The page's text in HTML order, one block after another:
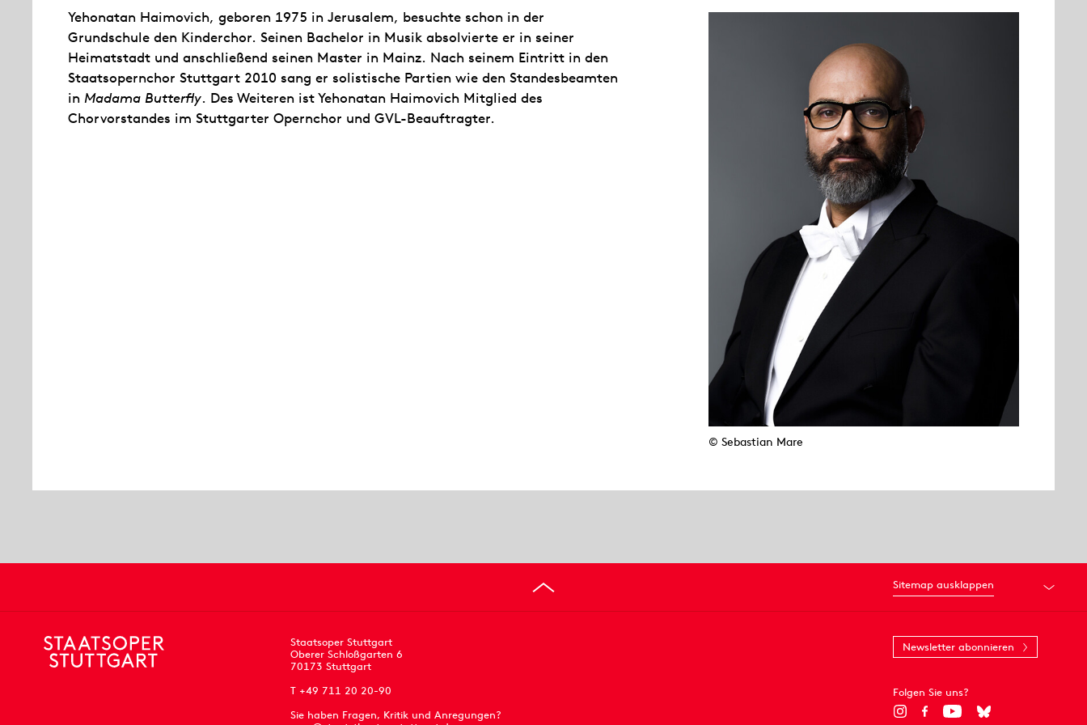
Yehonatan Haimovich, geboren 1975 in Jerusalem, besuchte schon in der
Grundschule den Kinderchor. Seinen Bachelor in Musik absolvierte er in seiner
Heimatstadt und anschließend seinen Master in Mainz. Nach seinem Eintritt in den
Staatsopernchor Stuttgart 2010 sang er solistische Partien wie den Standesbeamten
in Madama Butterfly. Des Weiteren ist Yehonatan Haimovich Mitglied des
Chorvorstandes im Stuttgarter Opernchor und GVL-Beauftragter.
© Sebastian Mare
Sitemap ausklappen
Staatsoper Stuttgart
Oberer Schloßgarten 6
70173 Stuttgart
T +49 711 20 20-90
Sie haben Fragen, Kritik und Anregungen?
Newsletter abonnieren
Folgen Sie uns?